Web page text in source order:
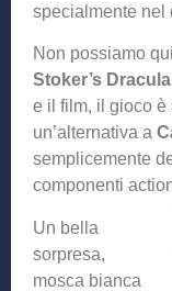
specialmente nel
Non possiamo
Stoker’s Dracula
e il film, il gioco è
un’alternativa a
semplicemente
componenti
Un bella
sorpresa,
mosca bianca